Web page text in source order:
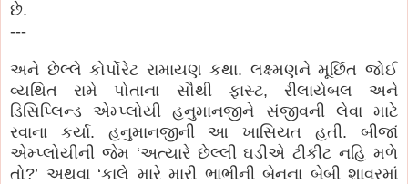
છે.
---
અને છેલ્લે કોર્પોરેટ રામાયણ કથા. લક્ષ્મણને મૂર્છિત જોઈ
વ્યથિત રામે પોતાના સૌથી ફાસ્ટ, રીલાયેબલ અને
ડિસિપ્લિન્ડ એમ્પ્લોયી હનુમાનજીને સંજીવની લેવા માટે
રવાના કર્યા. હનુમાનજીની આ ખાસિયત હતી. બીજાં
એમ્પ્લોયીની જેમ ‘અત્યારે છેલ્લી ઘડીએ ટીકીટ નહિ મળે
તો?’ અથવા ‘કાલે મારે મારી ભાભીની બેનના બેબી શાવરમાં